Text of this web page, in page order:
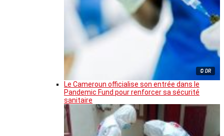
© DR
Le Cameroun officialise son entrée dans le
Pandemic Fund pour renforcer sa sécurité
sanitaire